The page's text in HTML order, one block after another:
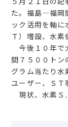
た。福島―福岡
ック活用を軸に
Ｔ）増設、水素
今後１０年で
間７５００トン
グラム当たり水
ユーザー、ＳＴ
現状、水素